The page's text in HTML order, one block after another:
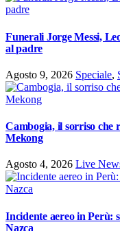
Funerali Jorge Messi,
al padre
Agosto 9, 2026 Speciale,
Cambogia, il sorriso che
Mekong
Agosto 4, 2026 Live
Incidente aereo in Perù:
Nazca